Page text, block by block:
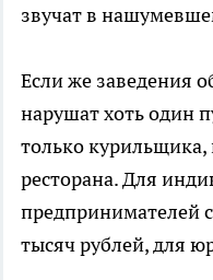
звучат в
Если же заведения
нарушат хоть один
только
ресторана. Для
предпринимателей
тысяч рублей, для